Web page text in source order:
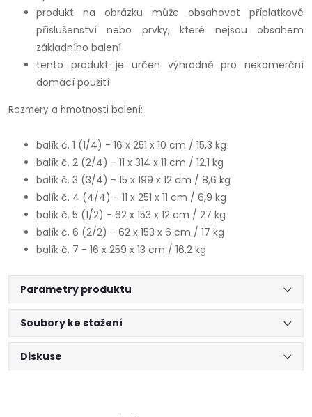
produkt na obrázku může obsahovat příplatkové
příslušenství nebo prvky, které nejsou obsahem
základního balení
tento produkt je určen výhradně pro nekomerční
domácí použití
Rozměry a hmotnosti balení:
balík č. 1 (1/4) - 16 x 251 x 10 cm / 15,3 kg
balík č. 2 (2/4) - 11 x 314 x 11 cm / 12,1 kg
balík č. 3 (3/4) - 15 x 199 x 12 cm / 8,6 kg
balík č. 4 (4/4) - 11 x 251 x 11 cm / 6,9 kg
balík č. 5 (1/2) - 62 x 153 x 12 cm / 27 kg
balík č. 6 (2/2) - 62 x 153 x 6 cm / 17 kg
balík č. 7 - 16 x 259 x 13 cm / 16,2 kg
Parametry produktu
Soubory ke stažení
Diskuse